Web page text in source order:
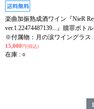
楽曲加振熟成酒ワイン『NieR
ver.1.22474487139...』贖罪ボト
※付属物：月の涙ワイングラス
15,000 円(税込)
在庫 : ○
1